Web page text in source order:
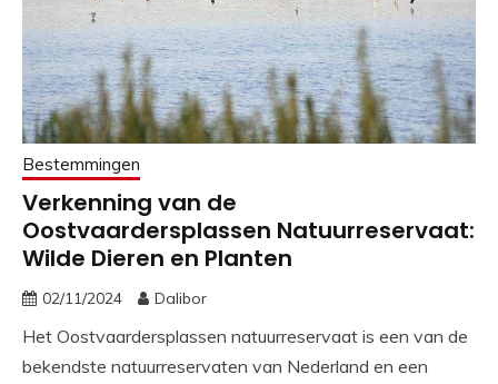
Bestemmingen
Verkenning van de
Oostvaardersplassen Natuurreservaat:
Wilde Dieren en Planten
02/11/2024 Dalibor
Het Oostvaardersplassen natuurreservaat is een van de
bekendste natuurreservaten van Nederland en een